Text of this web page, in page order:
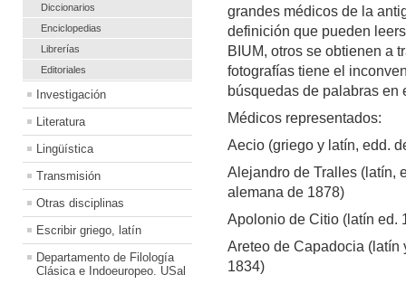
Diccionarios
Enciclopedias
Librerías
Editoriales
Investigación
Literatura
Lingüística
Transmisión
Otras disciplinas
Escribir griego, latín
Departamento de Filología
Clásica e Indoeuropeo. USal
grandes médicos de la
definición que pueden
BIUM, otros se obtienen a
fotografías tiene el
búsquedas de palabras en
Médicos representados:
Aecio (griego y latín, edd.
Alejandro de Tralles (latín,
alemana de 1878)
Apolonio de Citio (latín ed.
Areteo de Capadocia (latín
1834)